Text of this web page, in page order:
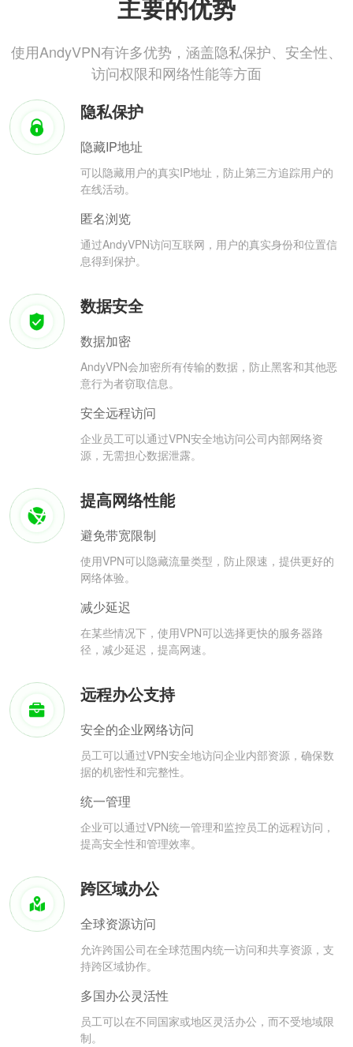
主要的优势
使用AndyVPN有许多优势，涵盖隐私保护、安全性、
访问权限和网络性能等方面
隐私保护
隐藏IP地址
可以隐藏用户的真实IP地址，防止第三方追踪用户的
在线活动。
匿名浏览
通过AndyVPN访问互联网，用户的真实身份和位置信
息得到保护。
数据安全
数据加密
AndyVPN会加密所有传输的数据，防止黑客和其他恶
意行为者窃取信息。
安全远程访问
企业员工可以通过VPN安全地访问公司内部网络资
源，无需担心数据泄露。
提高网络性能
避免带宽限制
使用VPN可以隐藏流量类型，防止限速，提供更好的
网络体验。
减少延迟
在某些情况下，使用VPN可以选择更快的服务器路
径，减少延迟，提高网速。
远程办公支持
安全的企业网络访问
员工可以通过VPN安全地访问企业内部资源，确保数
据的机密性和完整性。
统一管理
企业可以通过VPN统一管理和监控员工的远程访问，
提高安全性和管理效率。
跨区域办公
全球资源访问
允许跨国公司在全球范围内统一访问和共享资源，支
持跨区域协作。
多国办公灵活性
员工可以在不同国家或地区灵活办公，而不受地域限
制。